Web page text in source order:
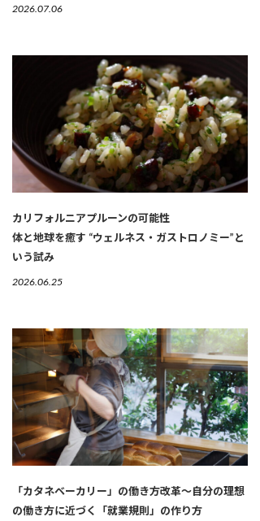
2026.07.06
カリフォルニアプルーンの可能性
体と地球を癒す “ウェルネス・ガストロノミー”と
いう試み
2026.06.25
「カタネベーカリー」の働き方改革～自分の理想
の働き方に近づく「就業規則」の作り方